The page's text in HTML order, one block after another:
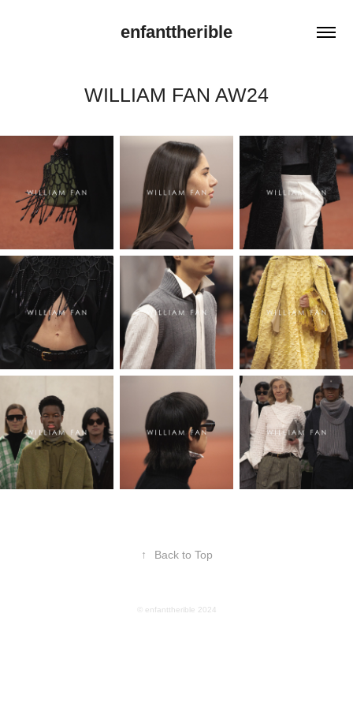
enfanttherible
WILLIAM FAN AW24
↑ Back to Top
© enfanttherible 2024